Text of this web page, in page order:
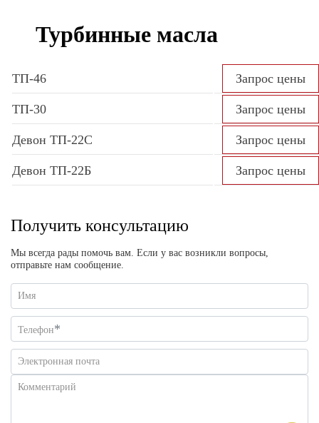
Турбинные масла
ТП-46 Запрос цены
ТП-30 Запрос цены
Девон ТП-22С Запрос цены
Девон ТП-22Б Запрос цены
Получить консультацию
Мы всегда рады помочь вам. Если у вас возникли вопросы,
отправьте нам сообщение.
Имя
Телефон*
Электронная почта
Комментарий